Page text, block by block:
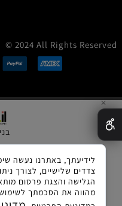
© 2024 All Rights Reserved
✕
צדדים שלישיים, לצורך
הגלישה והצגת פרסום
מהווה את הסכמתך לשימוש